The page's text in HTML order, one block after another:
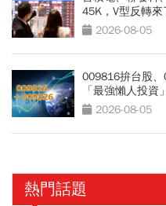
45K，V型反轉來
2026-08-05
009816拚台股
「最強懶人投
買？2026-08-05
熱門話題